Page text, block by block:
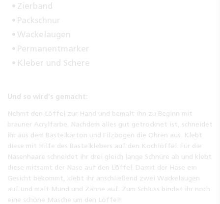
Zierband
Packschnur
Wackelaugen
Permanentmarker
Kleber und Schere
Und so wird’s gemacht:
Nehmt den Löffel zur Hand und bemalt ihn zu Beginn mit
brauner Acrylfarbe. Nachdem alles gut getrocknet ist, schneidet
ihr aus dem Bastelkarton und Filzbogen die Ohren aus. Klebt
diese mit Hilfe des Bastelklebers auf den Kochlöffel. Für die
Nasenhaare schneidet ihr drei gleich lange Schnüre ab und klebt
diese mitsamt der Nase auf den Löffel. Damit der Hase ein
Gesicht bekommt, klebt ihr anschließend zwei Wackelaugen
auf und malt Mund und Zähne auf. Zum Schluss bindet ihr noch
eine schöne Masche um den Löffel!